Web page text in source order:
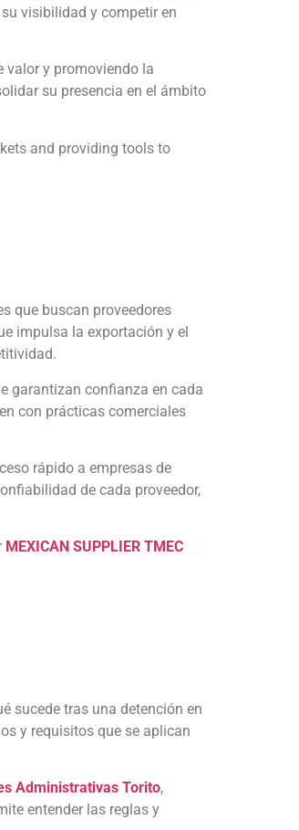
visibilidad y competir en
valor y promoviendo la
su presencia en el ámbito
and providing tools to
que buscan proveedores
impulsa la exportación y el
garantizan confianza en cada
con prácticas comerciales
rápido a empresas de
de cada proveedor,
MEXICAN SUPPLIER TMEC
sucede tras una detención en
y requisitos que se aplican
Administrativas Torito,
entender las reglas y